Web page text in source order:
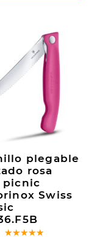
plegable
rosa
picnic
Swiss